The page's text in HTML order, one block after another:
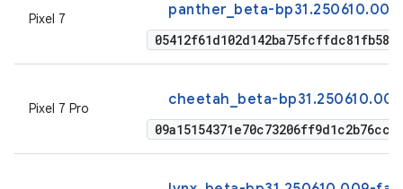
Pixel 7 panther_beta-
Pixel 7 Pro cheetah_beta-